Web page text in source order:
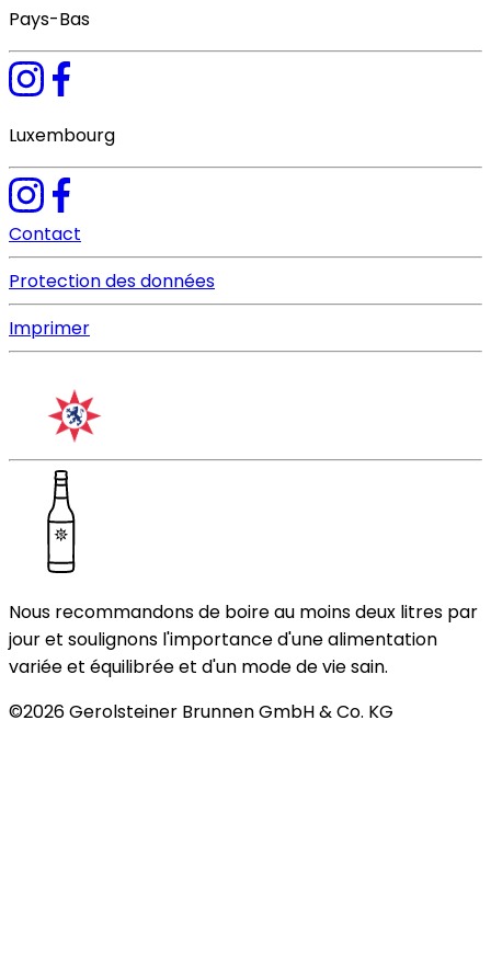
Pays-Bas
Luxembourg
Contact
Protection des données
Imprimer
Nous recommandons de boire au moins deux litres par
jour et soulignons l'importance d'une alimentation
variée et équilibrée et d'un mode de vie sain.
©2026Gerolsteiner Brunnen GmbH & Co. KG